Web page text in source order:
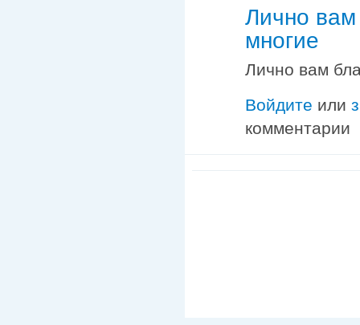
Лично вам
многие
Лично вам
Войдите или
комментарии